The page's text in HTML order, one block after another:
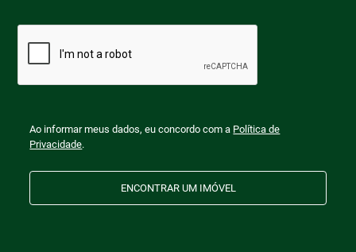
Ao informar meus dados, eu concordo com a Política de
Privacidade.
ENCONTRAR UM IMÓVEL